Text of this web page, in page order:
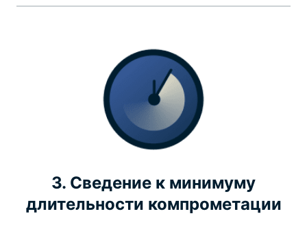
3. Сведение к минимуму
длительности компрометации